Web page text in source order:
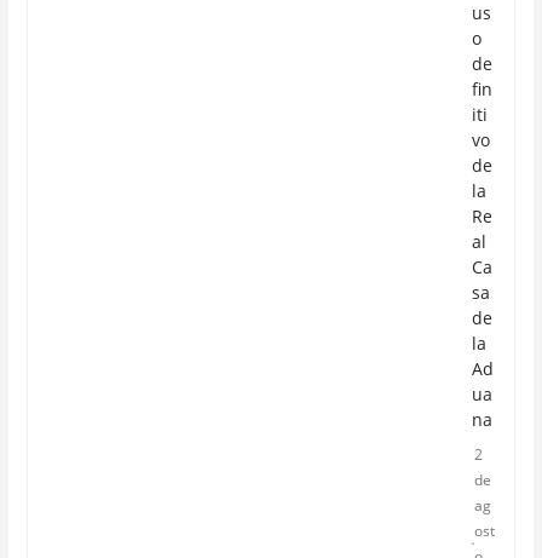
us
o
de
fin
iti
vo
de
la
Re
al
Ca
sa
de
la
Ad
ua
na
2
de
ag
ost